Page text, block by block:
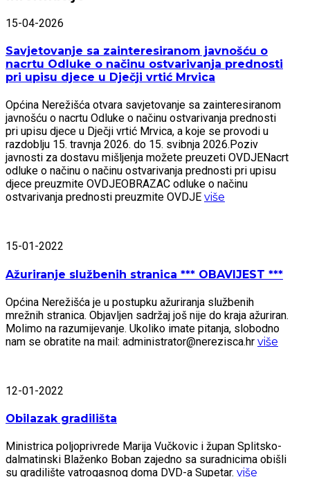
15-04-2026
Savjetovanje sa zainteresiranom javnošću o
nacrtu Odluke o načinu ostvarivanja prednosti
pri upisu djece u Dječji vrtić Mrvica
Općina Nerežišća otvara savjetovanje sa zainteresiranom
javnošću o nacrtu Odluke o načinu ostvarivanja prednosti
pri upisu djece u Dječji vrtić Mrvica, a koje se provodi u
razdoblju 15. travnja 2026. do 15. svibnja 2026.Poziv
javnosti za dostavu mišljenja možete preuzeti OVDJENacrt
odluke o načinu o načinu ostvarivanja prednosti pri upisu
djece preuzmite OVDJEOBRAZAC odluke o načinu
ostvarivanja prednosti preuzmite OVDJE više
15-01-2022
Ažuriranje službenih stranica *** OBAVIJEST ***
Općina Nerežišća je u postupku ažuriranja službenih
mrežnih stranica. Objavljen sadržaj još nije do kraja ažuriran.
Molimo na razumijevanje. Ukoliko imate pitanja, slobodno
nam se obratite na mail: administrator@nerezisca.hr više
12-01-2022
Obilazak gradilišta
Ministrica poljoprivrede Marija Vučkovic i župan Splitsko-
dalmatinski Blaženko Boban zajedno sa suradnicima obišli
su gradilište vatrogasnog doma DVD-a Supetar. više